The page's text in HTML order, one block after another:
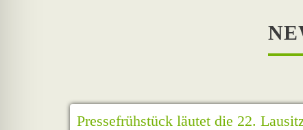
Pressefrühstück läutet die 22.